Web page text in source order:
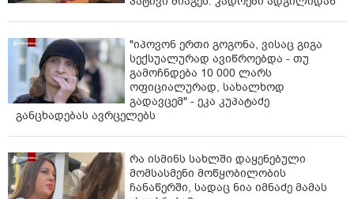
"იპოვონ ერთი გოგონა, ვისაც გიგა
სექსუალურად ავიწროებდა - თუ
გამოჩნდება 10 000 ლარს
ოფიციალურად, სახალხოდ
გადავცემ" - ეკა კუპატაძე
განცხადებას ავრცელებს
რა ისმინს სახლში დაყენებული
მომსასმენი მოწყობილობის
ჩანაწერში, სადაც ნია იმნაძე მამას